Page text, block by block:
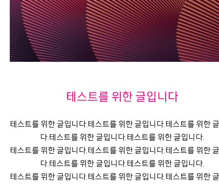
테스트를 위한 글입니다
테스트를 위한 글입니다.테스트를 위한 글입니다.테스트를 위한
다.테스트를 위한 글입니다.테스트를 위한 글입니다.
테스트를 위한 글입니다.테스트를 위한 글입니다.테스트를 위한
다.테스트를 위한 글입니다.테스트를 위한 글입니다.
테스트를 위한 글입니다.테스트를 위한 글입니다.테스트를 위한